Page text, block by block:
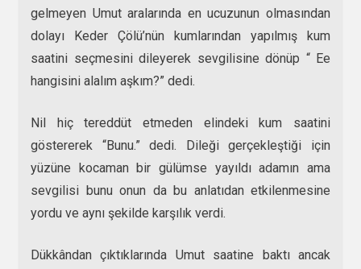
gelmeyen Umut aralarında en ucuzunun olmasından
dolayı Keder Çölü’nün kumlarından yapılmış kum
saatini seçmesini dileyerek sevgilisine dönüp “ Ee
hangisini alalım aşkım?” dedi.
Nil hiç tereddüt etmeden elindeki kum saatini
göstererek “Bunu.” dedi. Dileği gerçekleştiği için
yüzüne kocaman bir gülümse yayıldı adamın ama
sevgilisi bunu onun da bu anlatıdan etkilenmesine
yordu ve aynı şekilde karşılık verdi.
Dükkândan çıktıklarında Umut saatine baktı ancak